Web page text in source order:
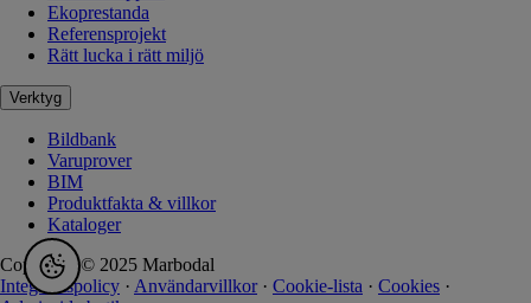
Ekoprestanda
Referensprojekt
Rätt lucka i rätt miljö
Verktyg
Bildbank
Varuprover
BIM
Produktfakta & villkor
Kataloger
Copyright © 2025 Marbodal
Integritetspolicy · Användarvillkor · Cookie-lista · Cookies ·